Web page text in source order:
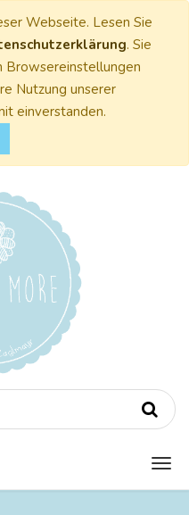
Webseite. Lesen Sie
. Sie
Browsereinstellungen
Nutzung unserer
einverstanden.